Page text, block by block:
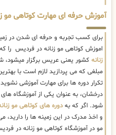
آموزش حرفه ای مهارت کوتاهی مو
برای کسب تجربه و حرفه ای شدن در
اموزش کوتاهی مو زنانه در فردیس را
زنانه کشور یعنی عریس برگزار میشود،
مبلغی که می پردازید لازم است با
تکرار دوره ها برای مهارت آموزشی
درخشان، به عنوان یکی از آموزشگاه
شود. اگر که بهدوره های کوتاهی مو
و اخذ مدرک در این زمینه ها را
مو در آموزشگاه کوتاهی مو زنانه در